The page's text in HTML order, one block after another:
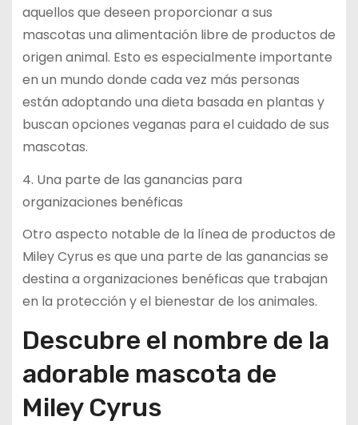
aquellos que deseen proporcionar a sus
mascotas una alimentación libre de productos de
origen animal. Esto es especialmente importante
en un mundo donde cada vez más personas
están adoptando una dieta basada en plantas y
buscan opciones veganas para el cuidado de sus
mascotas.
4. Una parte de las ganancias para
organizaciones benéficas
Otro aspecto notable de la línea de productos de
Miley Cyrus es que una parte de las ganancias se
destina a organizaciones benéficas que trabajan
en la protección y el bienestar de los animales.
Descubre el nombre de la
adorable mascota de
Miley Cyrus